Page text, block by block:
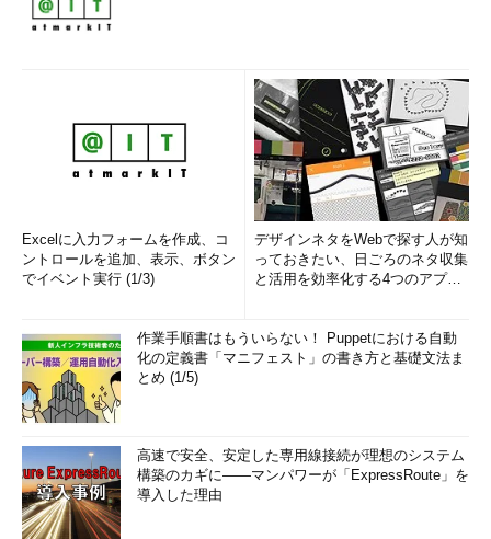
Excelに入力フォームを作成、コ
ントロールを追加、表示、ボタン
でイベント実行 (1/3)
デザインネタをWebで探す人が知
っておきたい、日ごろのネタ収集
と活用を効率化する4つのアプリ
作業手順書はもういらない！ Puppetにおける自動
化の定義書「マニフェスト」の書き方と基礎文法ま
とめ (1/5)
高速で安全、安定した専用線接続が理想のシステム
構築のカギに――マンパワーが「ExpressRoute」を
導入した理由